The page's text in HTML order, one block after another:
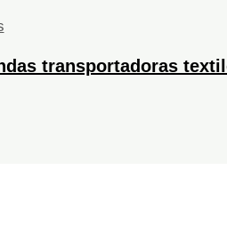
transportadoras